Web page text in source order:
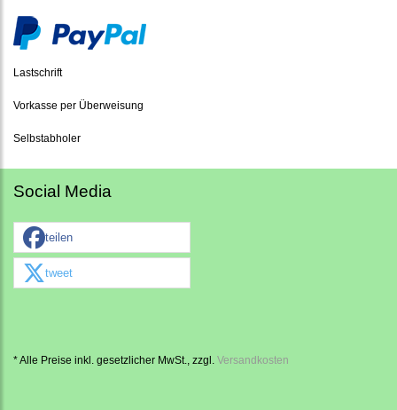
Lastschrift
Vorkasse per Überweisung
Selbstabholer
Social Media
teilen
tweet
* Alle Preise inkl. gesetzlicher MwSt., zzgl. Versandkosten